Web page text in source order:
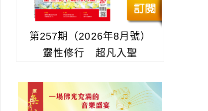
第257期（2026年8月號）
靈性修行 超凡入聖